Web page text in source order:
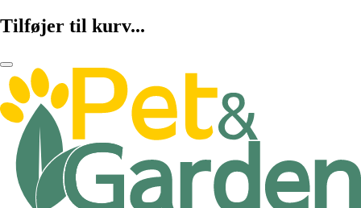
Tilføjer til kurv...